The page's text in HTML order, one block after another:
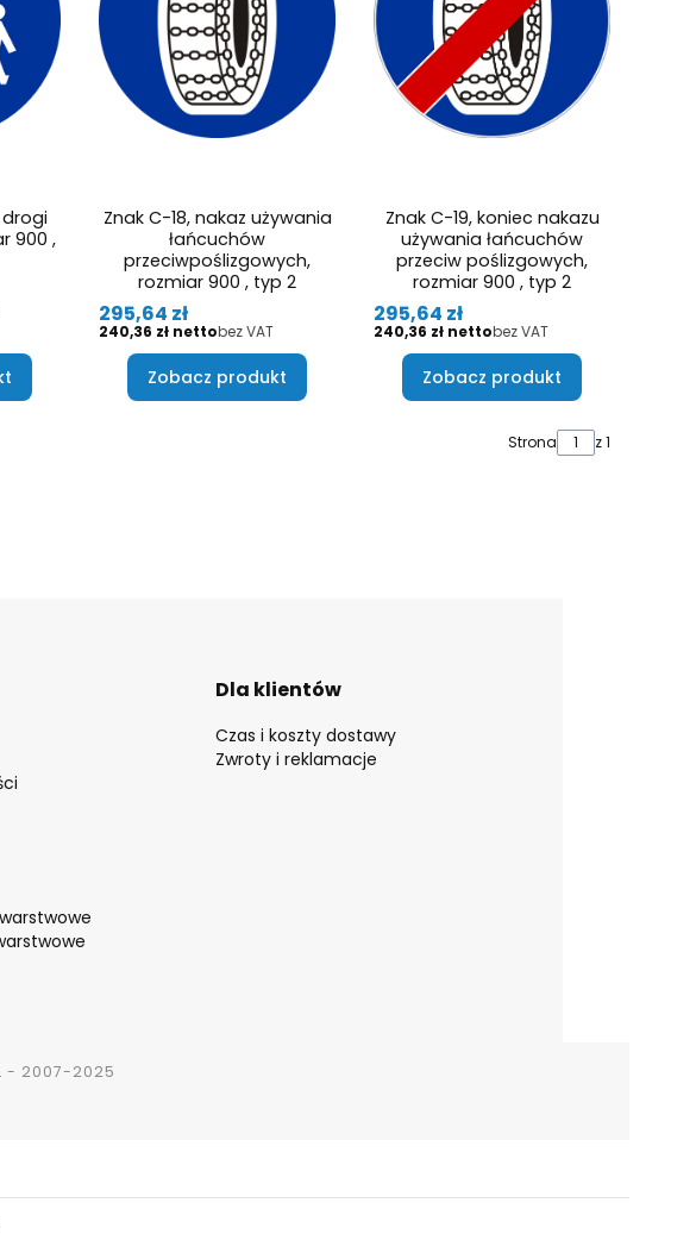
drogi
900 ,
Znak C-18, nakaz używania
łańcuchów
przeciwpoślizgowych,
rozmiar 900 , typ 2
Cena
295,64 zł
Cena
240,36 zł bez VAT
Zobacz produkt
Znak C-19, koniec nakazu
używania łańcuchów
przeciw poślizgowych,
rozmiar 900 , typ 2
Cena
295,64 zł
Cena
240,36 zł bez VAT
Zobacz produkt
Strona z 1
Dla klientów
Czas i koszty dostawy
Zwroty i reklamacje
- 2007-2025